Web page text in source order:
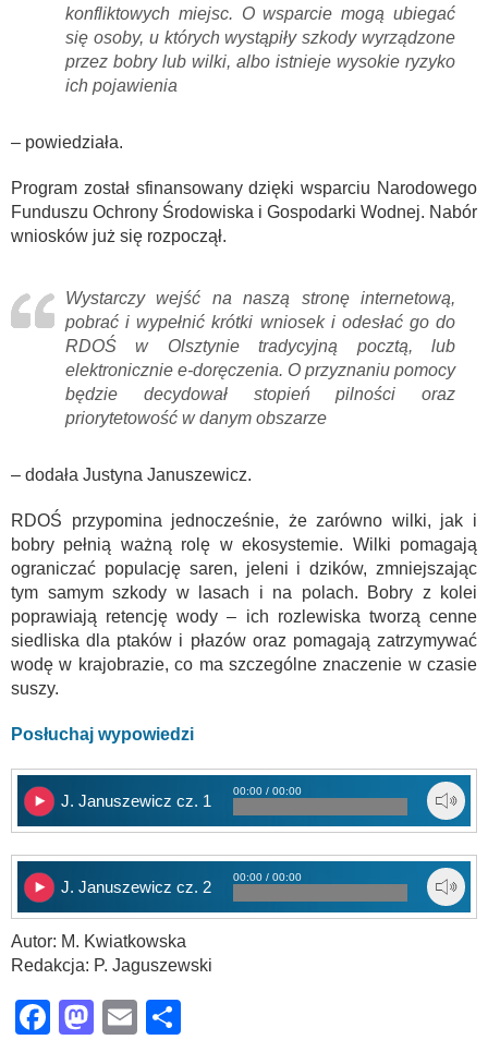
konfliktowych miejsc. O wsparcie mogą ubiegać
się osoby, u których wystąpiły szkody wyrządzone
przez bobry lub wilki, albo istnieje wysokie ryzyko
ich pojawienia
– powiedziała.
Program został sfinansowany dzięki wsparciu Narodowego
Funduszu Ochrony Środowiska i Gospodarki Wodnej. Nabór
wniosków już się rozpoczął.
Wystarczy wejść na naszą stronę internetową,
pobrać i wypełnić krótki wniosek i odesłać go do
RDOŚ w Olsztynie tradycyjną pocztą, lub
elektronicznie e-doręczenia. O przyznaniu pomocy
będzie decydował stopień pilności oraz
priorytetowość w danym obszarze
– dodała Justyna Januszewicz.
RDOŚ przypomina jednocześnie, że zarówno wilki, jak i
bobry pełnią ważną rolę w ekosystemie. Wilki pomagają
ograniczać populację saren, jeleni i dzików, zmniejszając
tym samym szkody w lasach i na polach. Bobry z kolei
poprawiają retencję wody – ich rozlewiska tworzą cenne
siedliska dla ptaków i płazów oraz pomagają zatrzymywać
wodę w krajobrazie, co ma szczególne znaczenie w czasie
suszy.
Posłuchaj wypowiedzi
J. Januszewicz cz. 1
00:00 / 00:00
J. Januszewicz cz. 2
00:00 / 00:00
Autor: M. Kwiatkowska
Redakcja: P. Jaguszewski
Facebook
Mastodon
Email